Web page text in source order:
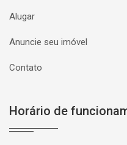
Alugar
Anuncie seu imóvel
Contato
Horário de